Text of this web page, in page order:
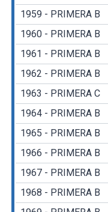
1959 - PRIMERA B
1960 - PRIMERA B
1961 - PRIMERA B
1962 - PRIMERA B
1963 - PRIMERA C
1964 - PRIMERA B
1965 - PRIMERA B
1966 - PRIMERA B
1967 - PRIMERA B
1968 - PRIMERA B